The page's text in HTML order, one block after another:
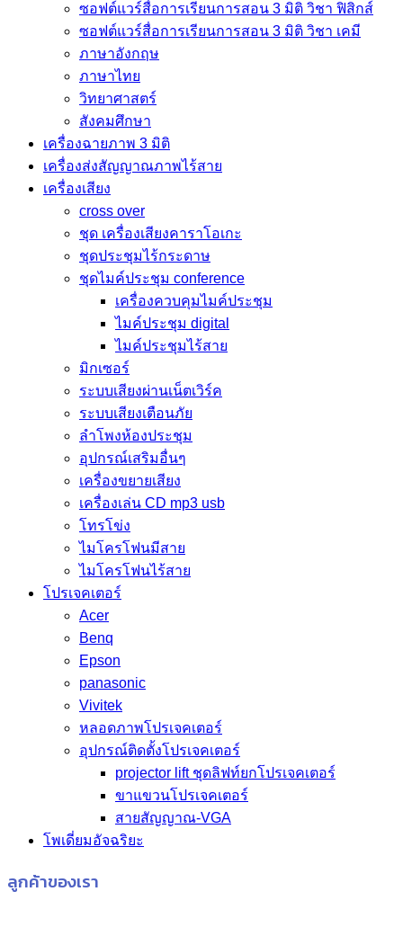
ซอฟต์แวร์สื่อการเรียนการสอน 3 มิติ วิชา ฟิสิกส์
ซอฟต์แวร์สื่อการเรียนการสอน 3 มิติ วิชา เคมี
ภาษาอังกฤษ
ภาษาไทย
วิทยาศาสตร์
สังคมศึกษา
เครื่องฉายภาพ 3 มิติ
เครื่องส่งสัญญาณภาพไร้สาย
เครื่องเสียง
cross over
ชุด เครื่องเสียงคาราโอเกะ
ชุดประชุมไร้กระดาษ
ชุดไมค์ประชุม conference
เครื่องควบคุมไมค์ประชุม
ไมค์ประชุม digital
ไมค์ประชุมไร้สาย
มิกเซอร์
ระบบเสียงผ่านเน็ตเวิร์ค
ระบบเสียงเตือนภัย
ลำโพงห้องประชุม
อุปกรณ์เสริมอื่นๆ
เครื่องขยายเสียง
เครื่องเล่น CD mp3 usb
โทรโข่ง
ไมโครโฟนมีสาย
ไมโครโฟนไร้สาย
โปรเจคเตอร์
Acer
Benq
Epson
panasonic
Vivitek
หลอดภาพโปรเจคเตอร์
อุปกรณ์ติดตั้งโปรเจคเตอร์
projector lift ชุดลิฟท์ยกโปรเจคเตอร์
ขาแขวนโปรเจคเตอร์
สายสัญญาณ-VGA
โพเดี่ยมอัจฉริยะ
ลูกค้าของเรา